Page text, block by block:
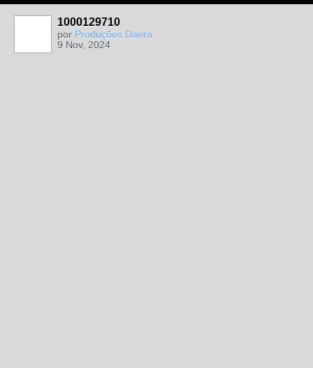
1000129710
por Produções Daera
9 Nov, 2024